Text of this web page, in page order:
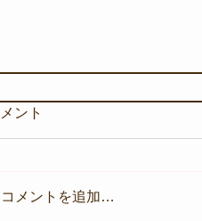
ント
コメントを追加…